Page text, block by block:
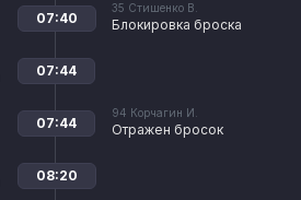
35 Стишенко В.
Блокировка броска
07:40
07:44
94 Корчагин И.
Отражен бросок
07:44
08:20